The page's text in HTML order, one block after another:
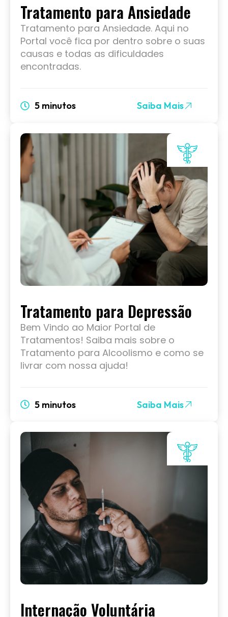
Tratamento para Ansiedade
Tratamento para Ansiedade. Aqui no
Portal você fica por dentro sobre o suas
causas e todas as dificuldades
encontradas.
5 minutos Saiba Mais
Tratamento para Depressão
Bem Vindo ao Maior Portal de
Tratamentos! Saiba mais sobre o
Tratamento para Alcoolismo e como se
livrar com nossa ajuda!
5 minutos Saiba Mais
Internação Voluntária